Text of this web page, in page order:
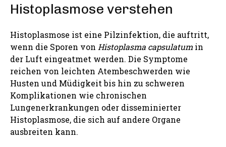
Histoplasmose verstehen
Histoplasmose ist eine Pilzinfektion, die auftritt,
wenn die Sporen von Histoplasma capsulatum in
der Luft eingeatmet werden. Die Symptome
reichen von leichten Atembeschwerden wie
Husten und Müdigkeit bis hin zu schweren
Komplikationen wie chronischen
Lungenerkrankungen oder disseminierter
Histoplasmose, die sich auf andere Organe
ausbreiten kann.